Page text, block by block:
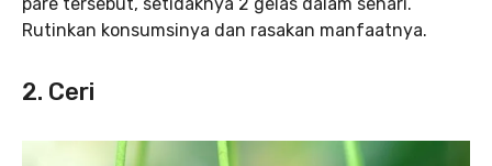
Rutinkan konsumsinya dan rasakan manfaatnya.
2. Ceri